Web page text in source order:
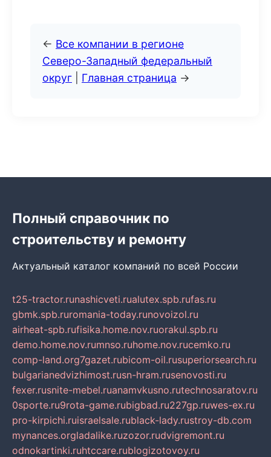
← Все компании в регионе
Северо-Западный федеральный
округ
Главная страница →
Полный справочник по
строительству и ремонту
Актуальный каталог компаний по всей России
t25-tractor.runashicveti.rualutex.spb.rufas.ru
gbmk.spb.ruromania-today.runovoizol.ru
airheat-spb.rufisika.home.nov.ruorakul.spb.ru
demo.home.nov.rumnso.ruhome.nov.rucemko.ru
comp-land.org7gazet.rubicom-oil.rusuperiorsearch.ru
bulgarianedvizhimost.rusn-hram.rusenovosti.ru
fexer.rusnite-mebel.ruanamvkusno.rutechnosaratov.ru
0sporte.ru9rota-game.rubigbad.ru227gp.ruwes-ex.ru
pro-kirpichi.ruisraelsale.rublack-lady.rustroy-db.com
mynances.orgladalike.ruzozor.rudvigremont.ru
odnokartinki.ruhtccare.rublogizotovoy.ru